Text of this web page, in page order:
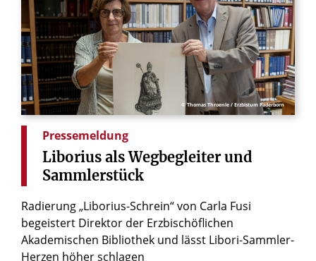
© Thomas Throenle / Erzbistum Paderborn
Pressemeldung
Liborius als Wegbegleiter und
Sammlerstück
Radierung „Liborius-Schrein“ von Carla Fusi
begeistert Direktor der Erzbischöflichen
Akademischen Bibliothek und lässt Libori-Sammler-
Herzen höher schlagen